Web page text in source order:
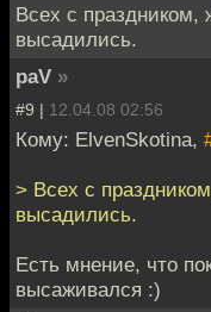
Всех с
высадились.
paV »
#9 | 12.04.08 02:56
Кому: ElvenSkotina,
> Всех с
высадились.
Есть мнение, что
высаживался :)